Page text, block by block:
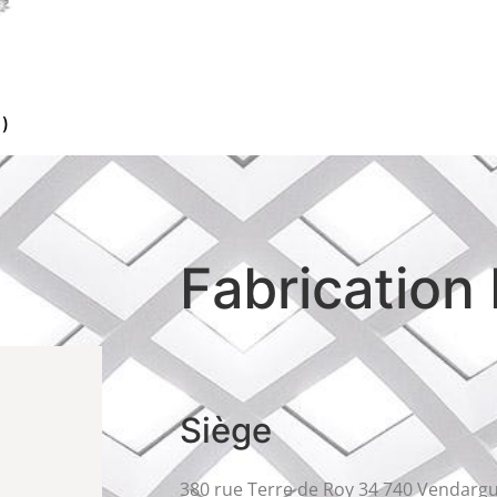
Fabrication
Siège
380 rue Terre de Roy 34 740